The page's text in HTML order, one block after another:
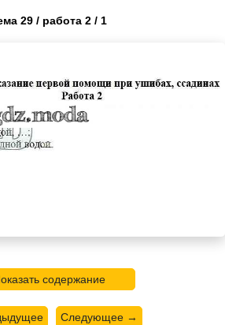
29 / работа 2 / 1
содержание
Следующее →